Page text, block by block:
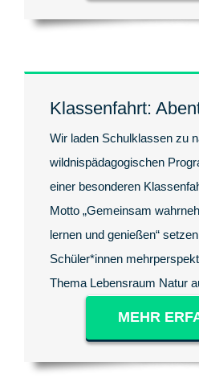
Klassenfahrt:
Wir laden Schulklassen zu
wildnispädagogischen
einer besonderen
Motto „Gemeinsam
lernen und genießen“
Schüler*innen
Thema Lebensraum Natur
MEHR